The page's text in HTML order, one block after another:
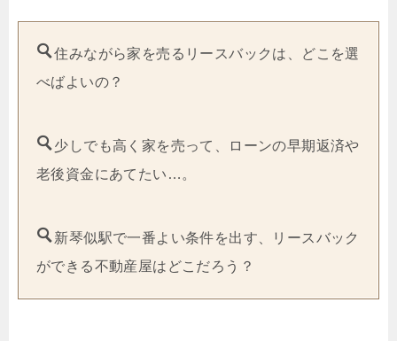
住みながら家を売るリースバックは、どこを選
べばよいの？
少しでも高く家を売って、ローンの早期返済や
老後資金にあてたい…。
新琴似駅で一番よい条件を出す、リースバック
ができる不動産屋はどこだろう？